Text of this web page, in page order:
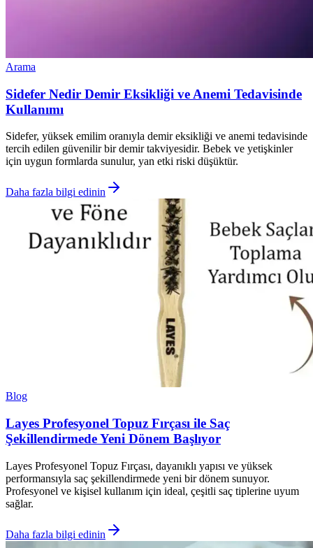
Arama
Sidefer Nedir Demir Eksikliği ve Anemi Tedavisinde
Kullanımı
Sidefer, yüksek emilim oranıyla demir eksikliği ve anemi tedavisinde
tercih edilen güvenilir bir demir takviyesidir. Bebek ve yetişkinler
için uygun formlarda sunulur, yan etki riski düşüktür.
Daha fazla bilgi edinin
Blog
Layes Profesyonel Topuz Fırçası ile Saç
Şekillendirmede Yeni Dönem Başlıyor
Layes Profesyonel Topuz Fırçası, dayanıklı yapısı ve yüksek
performansıyla saç şekillendirmede yeni bir dönem sunuyor.
Profesyonel ve kişisel kullanım için ideal, çeşitli saç tiplerine uyum
sağlar.
Daha fazla bilgi edinin